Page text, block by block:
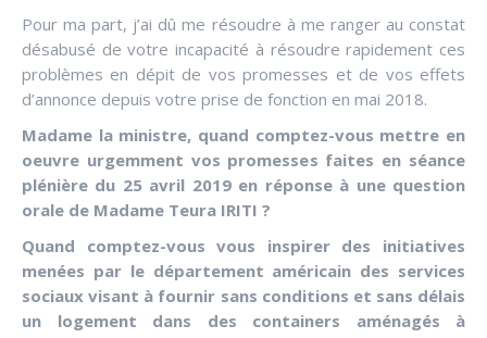
Pour ma part, j’ai dû me résoudre à me ranger au constat
désabusé de votre incapacité à résoudre rapidement ces
problèmes en dépit de vos promesses et de vos effets
d’annonce depuis votre prise de fonction en mai 2018.
Madame la ministre, quand comptez-vous mettre en
oeuvre urgemment vos promesses faites en séance
plénière du 25 avril 2019 en réponse à une question
orale de Madame Teura IRITI ?
Quand comptez-vous vous inspirer des initiatives
menées par le département américain des services
sociaux visant à fournir sans conditions et sans délais
un logement dans des containers aménagés à